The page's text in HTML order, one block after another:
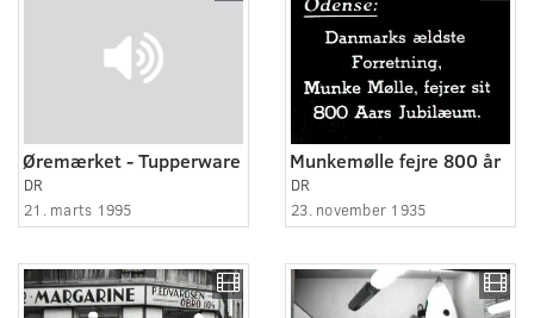
Øremærket - Tupperware
DR
21. marts 1995
Munkemølle fejre 800 år
DR
23. november 1935